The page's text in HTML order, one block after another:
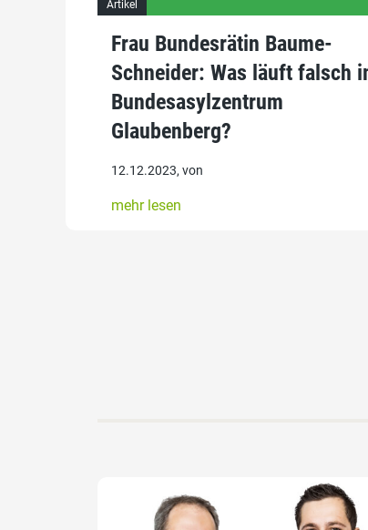
Artikel
Frau Bundesrätin Baume-
Schneider: Was läuft falsch
Bundesasylzentrum
Glaubenberg?
12.12.2023, von
mehr lesen